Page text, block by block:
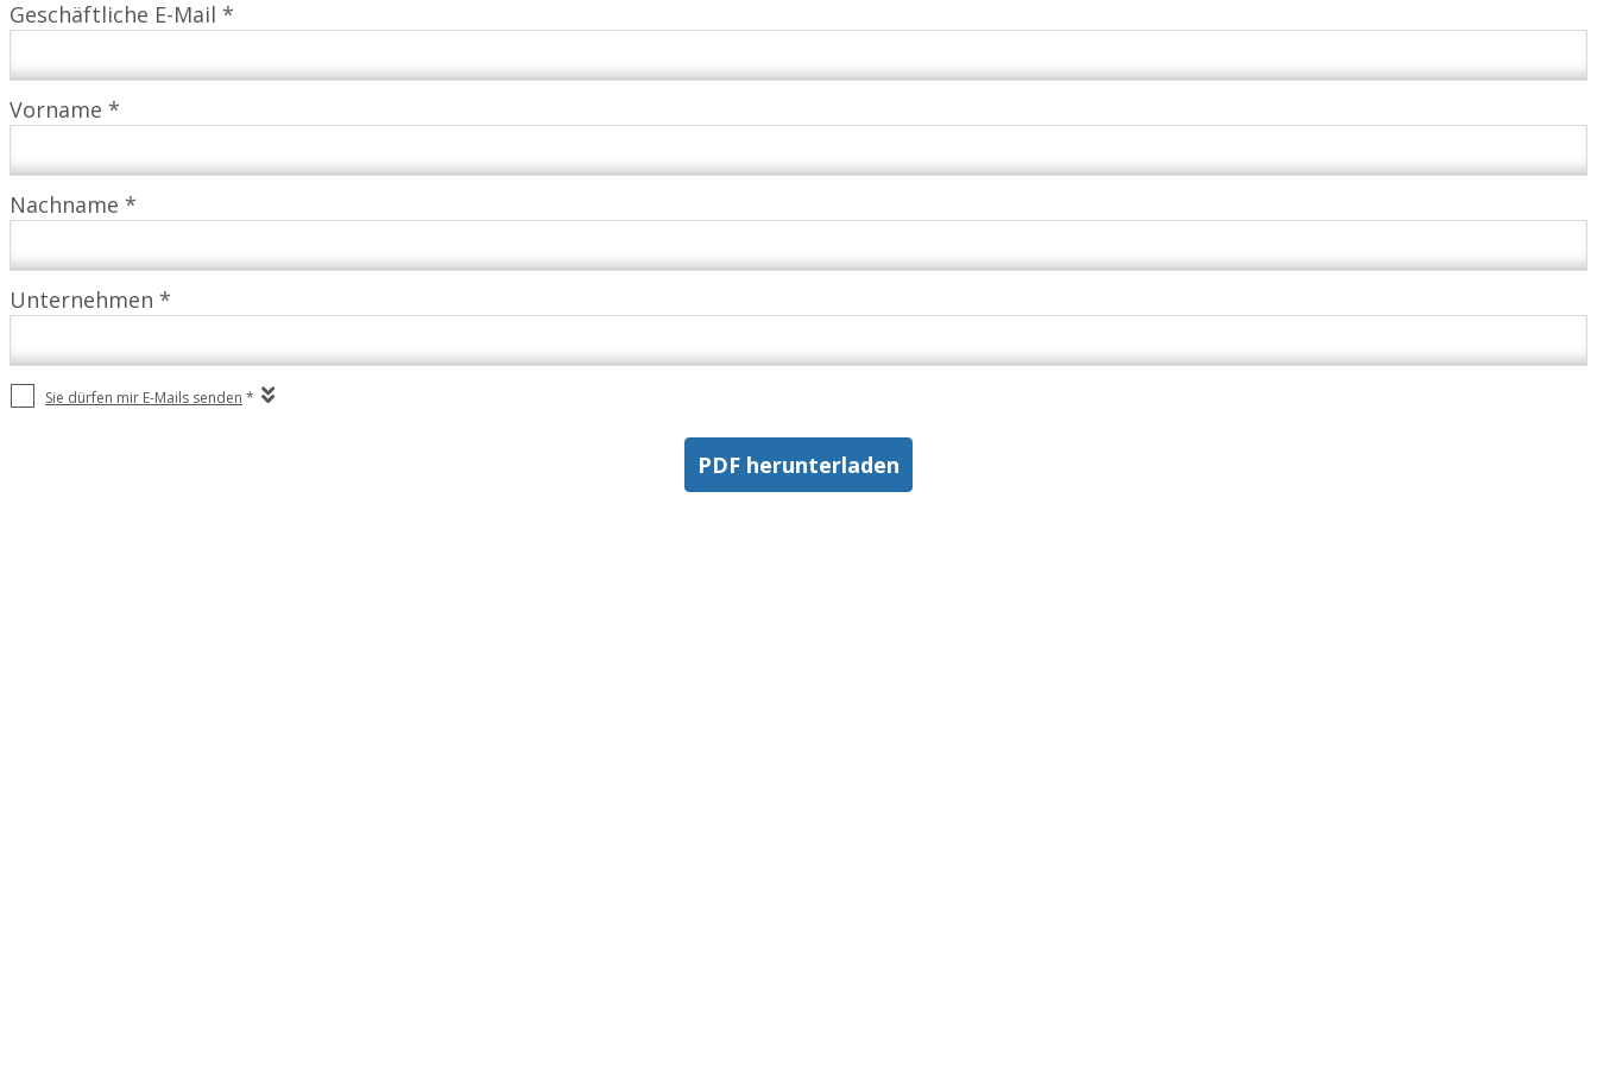
Geschäftliche E-Mail *
Vorname *
Nachname *
Unternehmen *
Sie dürfen mir E-Mails senden *
PDF herunterladen